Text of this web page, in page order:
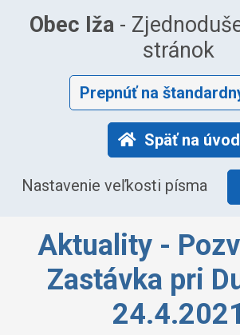
Obec Iža -
stránok
Prepnúť na
Späť na úvod
Nastavenie veľkosti písma
Aktuality -
Zastávka pri
24.4.2021